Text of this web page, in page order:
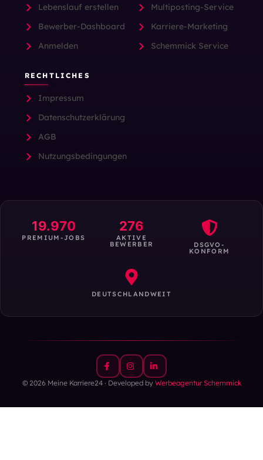
Lebenslauf erstellen
Bewerber-Dashboard
Anmelden
Multiposting-Service
Karriere-Marketing
Schemmick Service
RECHTLICHES
Impressum
Datenschutzerklärung
AGB
Nutzungsbedingungen
19.970
PREMIUM-JOBS
276
AKTIVE
BEWERBER DSGVO-
KONFORM
DEUTSCHLANDWEIT
© 2026 Meine Karriere24 · Developed by Werbeagentur Schemmick